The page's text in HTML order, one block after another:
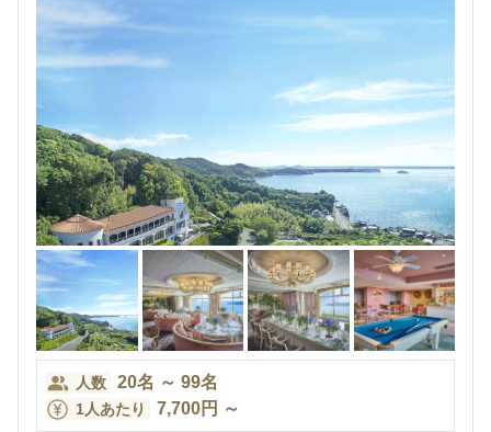
人数 20名 ～ 99名
1人あたり 7,700円 ～